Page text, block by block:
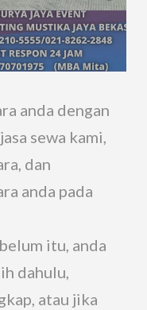
anda dengan
sewa kami,
dan
anda pada
itu, anda
dahulu,
atau jika